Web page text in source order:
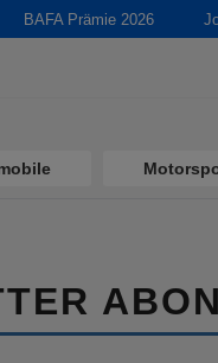
BAFA Prämie 2026